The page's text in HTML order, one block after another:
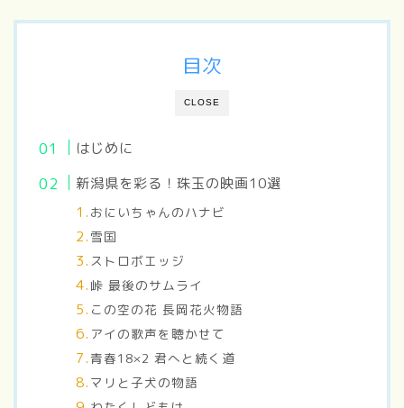
CLOSE
目次
はじめに
新潟県を彩る！珠玉の映画10選
おにいちゃんのハナビ
雪国
ストロボエッジ
峠 最後のサムライ
この空の花 長岡花火物語
アイの歌声を聴かせて
青春18×2 君へと続く道
マリと子犬の物語